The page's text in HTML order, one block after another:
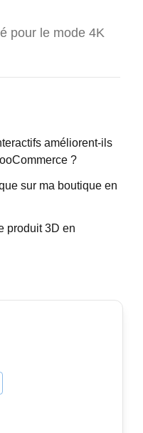
pour le mode 4K
améliorent-ils
?
sur ma boutique en
produit 3D en